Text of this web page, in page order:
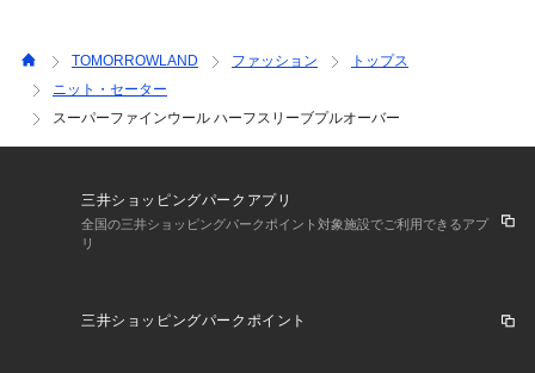
トしてください。
TOMORROWLAND ファッション
トップス
ニット・セーター
スーパーファインウール ハーフスリーブプルオーバー
三井ショッピングパークアプリ
全国の三井ショッピングパークポイント対象施設でご利用できるアプ
リ
三井ショッピングパークポイント